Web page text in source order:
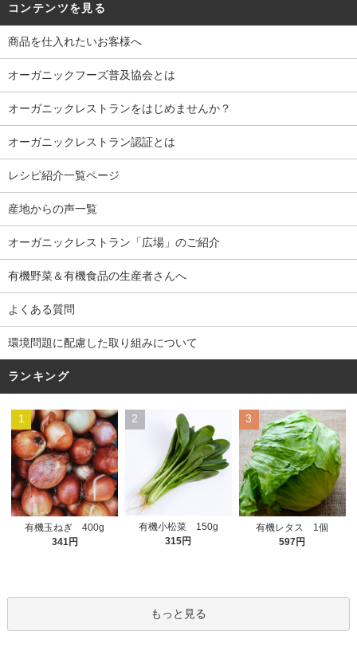
コンテンツを見る
商品を仕入れたいお客様へ
オーガニックフーズ普及協会とは
オーガニックレストランをはじめませんか？
オーガニックレストラン認証とは
レシピ紹介一覧ページ
産地からの声一覧
オーガニックレストラン「広場」のご紹介
有機野菜＆有機食品の生産者さんへ
よくある質問
環境問題に配慮した取り組みについて
ランキング
1
有機玉ねぎ 400g
341円
2
有機小松菜 150g
315円
3
有機レタス 1個
597円
もっと見る